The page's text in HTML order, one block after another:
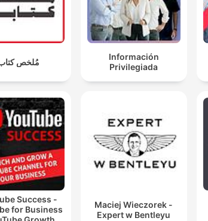
مُلخص
Información
Privilegiada
Success -
for Business
Maciej Wieczorek -
Expert w Bentleyu